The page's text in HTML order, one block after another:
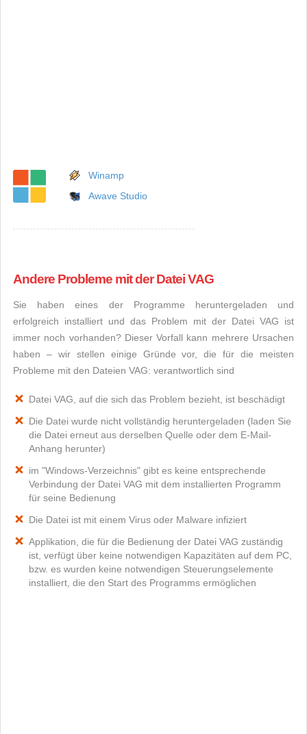
Winamp
Awave Studio
Andere Probleme mit der Datei VAG
Sie haben eines der Programme heruntergeladen und
erfolgreich installiert und das Problem mit der Datei VAG ist
immer noch vorhanden? Dieser Vorfall kann mehrere Ursachen
haben – wir stellen einige Gründe vor, die für die meisten
Probleme mit den Dateien VAG: verantwortlich sind
Datei VAG, auf die sich das Problem bezieht, ist beschädigt
Die Datei wurde nicht vollständig heruntergeladen (laden Sie
die Datei erneut aus derselben Quelle oder dem E-Mail-
Anhang herunter)
im "Windows-Verzeichnis" gibt es keine entsprechende
Verbindung der Datei VAG mit dem installierten Programm
für seine Bedienung
Die Datei ist mit einem Virus oder Malware infiziert
Applikation, die für die Bedienung der Datei VAG zuständig
ist, verfügt über keine notwendigen Kapazitäten auf dem PC,
bzw. es wurden keine notwendigen Steuerungselemente
installiert, die den Start des Programms ermöglichen